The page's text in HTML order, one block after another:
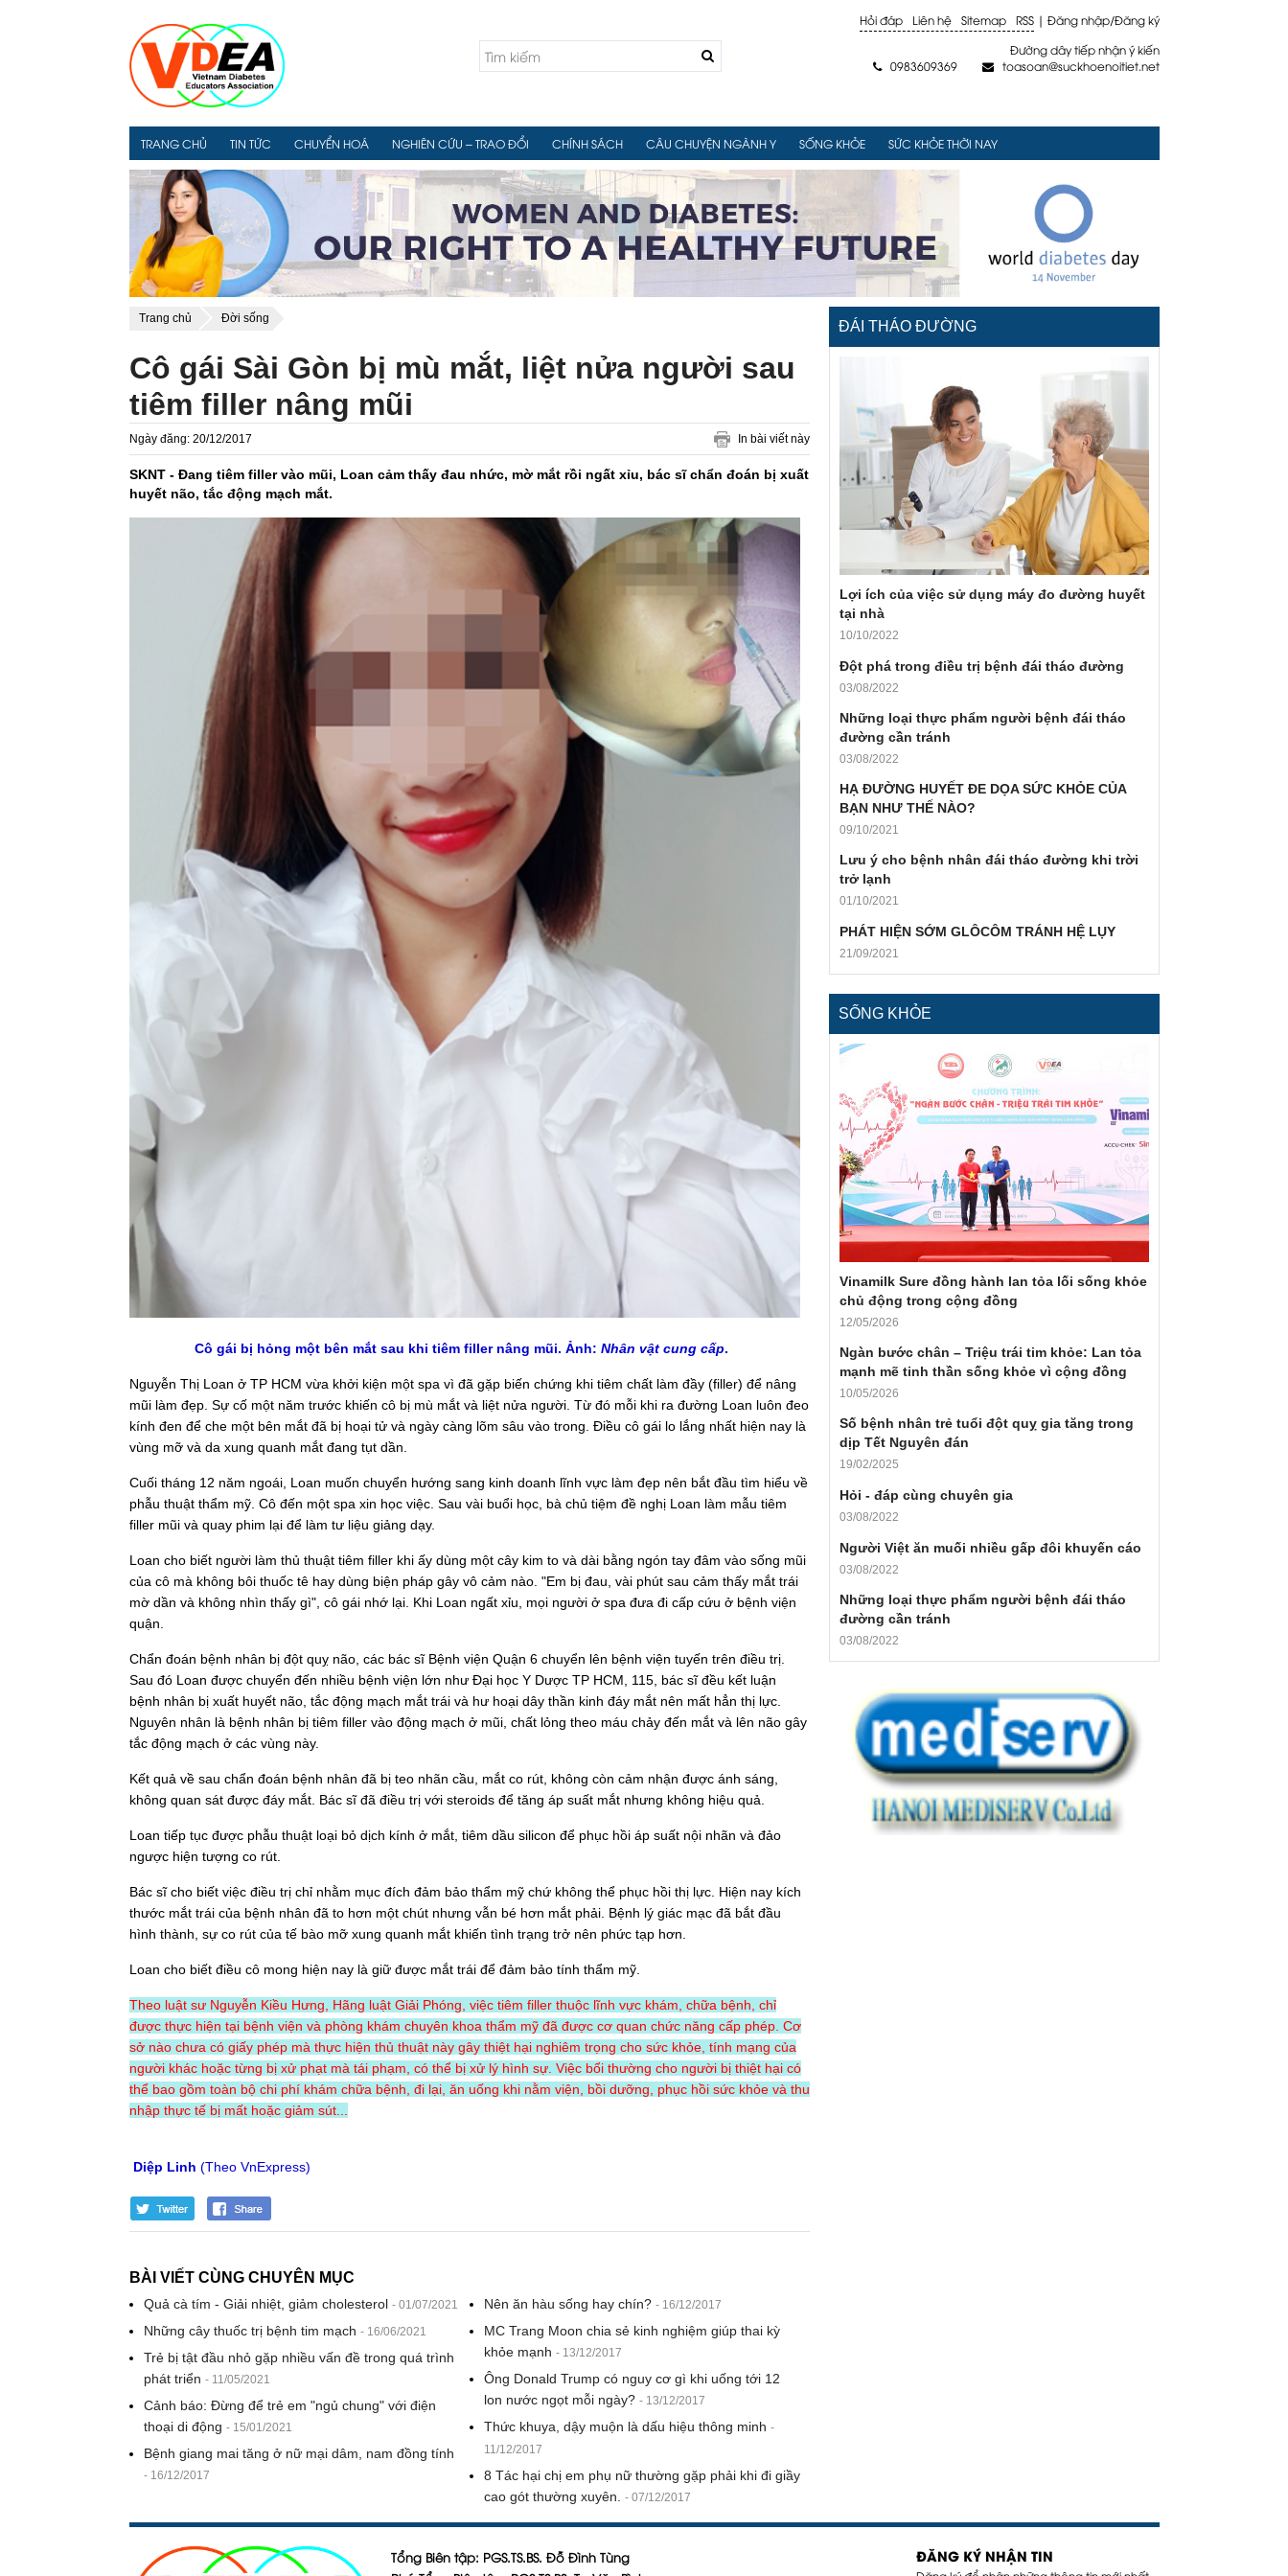

Hỏi đáp Liên hệ Sitemap RSS| Đăng nhập/Đăng ký
Đường dây tiếp nhận ý kiến
 0983609369  toasoan@suckhoenoitiet.net
TRANG CHỦ TIN TỨC CHUYỂN HOÁ NGHIÊN CỨU – TRAO ĐỔI CHÍNH SÁCH CÂU CHUYỆN NGÀNH Y SỐNG KHỎE SỨC KHỎE THỜI NAY
Trang chủ Đời sống
Cô gái Sài Gòn bị mù mắt, liệt nửa người sau
tiêm filler nâng mũi
Ngày đăng: 20/12/2017 In bài viết này
SKNT - Đang tiêm filler vào mũi, Loan cảm thấy đau nhức, mờ mắt rồi ngất xỉu, bác sĩ chẩn đoán bị xuất
huyết não, tắc động mạch mắt.
Cô gái bị hỏng một bên mắt sau khi tiêm filler nâng mũi. Ảnh: Nhân vật cung cấp.
Nguyễn Thị Loan ở TP HCM vừa khởi kiện một spa vì đã gặp biến chứng khi tiêm chất làm đầy (filler) để nâng
mũi làm đẹp. Sự cố một năm trước khiến cô bị mù mắt và liệt nửa người. Từ đó mỗi khi ra đường Loan luôn đeo
kính đen để che một bên mắt đã bị hoại tử và ngày càng lõm sâu vào trong. Điều cô gái lo lắng nhất hiện nay là
vùng mỡ và da xung quanh mắt đang tụt dần.
Cuối tháng 12 năm ngoái, Loan muốn chuyển hướng sang kinh doanh lĩnh vực làm đẹp nên bắt đầu tìm hiểu về
phẫu thuật thẩm mỹ. Cô đến một spa xin học việc. Sau vài buổi học, bà chủ tiệm đề nghị Loan làm mẫu tiêm
filler mũi và quay phim lại để làm tư liệu giảng dạy.
Loan cho biết người làm thủ thuật tiêm filler khi ấy dùng một cây kim to và dài bằng ngón tay đâm vào sống mũi
của cô mà không bôi thuốc tê hay dùng biện pháp gây vô cảm nào. "Em bị đau, vài phút sau cảm thấy mắt trái
mờ dần và không nhìn thấy gì", cô gái nhớ lại. Khi Loan ngất xỉu, mọi người ở spa đưa đi cấp cứu ở bệnh viện
quận.
Chẩn đoán bệnh nhân bị đột quỵ não, các bác sĩ Bệnh viện Quận 6 chuyển lên bệnh viện tuyến trên điều trị.
Sau đó Loan được chuyển đến nhiều bệnh viện lớn như Đại học Y Dược TP HCM, 115, bác sĩ đều kết luận
bệnh nhân bị xuất huyết não, tắc động mạch mắt trái và hư hoại dây thần kinh đáy mắt nên mất hẳn thị lực.
Nguyên nhân là bệnh nhân bị tiêm filler vào động mạch ở mũi, chất lỏng theo máu chảy đến mắt và lên não gây
tắc động mạch ở các vùng này.
Kết quả về sau chẩn đoán bệnh nhân đã bị teo nhãn cầu, mắt co rút, không còn cảm nhận được ánh sáng,
không quan sát được đáy mắt. Bác sĩ đã điều trị với steroids để tăng áp suất mắt nhưng không hiệu quả.
Loan tiếp tục được phẫu thuật loại bỏ dịch kính ở mắt, tiêm dầu silicon để phục hồi áp suất nội nhãn và đảo
ngược hiện tượng co rút.
Bác sĩ cho biết việc điều trị chỉ nhằm mục đích đảm bảo thẩm mỹ chứ không thể phục hồi thị lực. Hiện nay kích
thước mắt trái của bệnh nhân đã to hơn một chút nhưng vẫn bé hơn mắt phải. Bệnh lý giác mạc đã bắt đầu
hình thành, sự co rút của tế bào mỡ xung quanh mắt khiến tình trạng trở nên phức tạp hơn.
Loan cho biết điều cô mong hiện nay là giữ được mắt trái để đảm bảo tính thẩm mỹ.
Theo luật sư Nguyễn Kiều Hưng, Hãng luật Giải Phóng, việc tiêm filler thuộc lĩnh vực khám, chữa bệnh, chỉ
được thực hiện tại bệnh viện và phòng khám chuyên khoa thẩm mỹ đã được cơ quan chức năng cấp phép. Cơ
sở nào chưa có giấy phép mà thực hiện thủ thuật này gây thiệt hại nghiêm trọng cho sức khỏe, tính mạng của
người khác hoặc từng bị xử phạt mà tái phạm, có thể bị xử lý hình sự. Việc bổi thường cho người bị thiệt hại có
thể bao gồm toàn bộ chi phí khám chữa bệnh, đi lại, ăn uống khi nằm viện, bồi dưỡng, phục hồi sức khỏe và thu
nhập thực tế bị mất hoặc giảm sút...
Diệp Linh (Theo VnExpress)
BÀI VIẾT CÙNG CHUYÊN MỤC
Quả cà tím - Giải nhiệt, giảm cholesterol - 01/07/2021
Những cây thuốc trị bệnh tim mạch - 16/06/2021
Trẻ bị tật đầu nhỏ gặp nhiều vấn đề trong quá trình
phát triển - 11/05/2021
Cảnh báo: Đừng để trẻ em "ngủ chung" với điện
thoại di động - 15/01/2021
Bệnh giang mai tăng ở nữ mại dâm, nam đồng tính
- 16/12/2017
Nên ăn hàu sống hay chín? - 16/12/2017
MC Trang Moon chia sẻ kinh nghiệm giúp thai kỳ
khỏe mạnh - 13/12/2017
Ông Donald Trump có nguy cơ gì khi uống tới 12
lon nước ngọt mỗi ngày? - 13/12/2017
Thức khuya, dậy muộn là dấu hiệu thông minh -
11/12/2017
8 Tác hại chị em phụ nữ thường gặp phải khi đi giầy
cao gót thường xuyên.
- 07/12/2017
ĐÁI THÁO ĐƯỜNG
Lợi ích của việc sử dụng máy đo đường huyết
tại nhà
10/10/2022
Ðột phá trong điều trị bệnh đái tháo đường
03/08/2022
Những loại thực phẩm người bệnh đái tháo
đường cần tránh
03/08/2022
HẠ ĐƯỜNG HUYẾT ĐE DỌA SỨC KHỎE CỦA
BẠN NHƯ THẾ NÀO?
09/10/2021
Lưu ý cho bệnh nhân đái tháo đường khi trời
trở lạnh
01/10/2021
PHÁT HIỆN SỚM GLÔCÔM TRÁNH HỆ LỤY
21/09/2021
SỐNG KHỎE
Vinamilk Sure đồng hành lan tỏa lối sống khỏe
chủ động trong cộng đồng
12/05/2026
Ngàn bước chân – Triệu trái tim khỏe: Lan tỏa
mạnh mẽ tinh thần sống khỏe vì cộng đồng
10/05/2026
Số bệnh nhân trẻ tuổi đột quỵ gia tăng trong
dịp Tết Nguyên đán
19/02/2025
Hỏi - đáp cùng chuyên gia
03/08/2022
Người Việt ăn muối nhiều gấp đôi khuyến cáo
03/08/2022
Những loại thực phẩm người bệnh đái tháo
đường cần tránh
03/08/2022
Tổng Biên tập: PGS.TS.BS. Đỗ Đình Tùng
ĐĂNG KÝ NHẬN TIN